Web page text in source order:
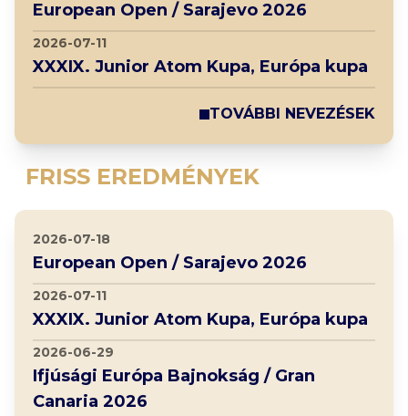
FRISS EREDMÉNYEK
European Open / Sarajevo 2026
2026-07-11
XXXIX. Junior Atom Kupa, Európa kupa
TOVÁBBI NEVEZÉSEK
2026-07-18
European Open / Sarajevo 2026
2026-07-11
XXXIX. Junior Atom Kupa, Európa kupa
2026-06-29
Ifjúsági Európa Bajnokság / Gran
Canaria 2026